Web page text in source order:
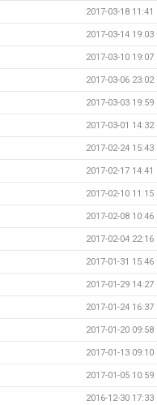
2017-03-18 11:41
2017-03-14 19:03
2017-03-10 19:07
2017-03-06 23:02
2017-03-03 19:59
2017-03-01 14:32
2017-02-24 15:43
2017-02-17 14:41
2017-02-10 11:15
2017-02-08 10:46
2017-02-04 22:16
2017-01-31 15:46
2017-01-29 14:27
2017-01-24 16:37
2017-01-20 09:58
2017-01-13 09:10
2017-01-05 10:59
2016-12-30 17:33